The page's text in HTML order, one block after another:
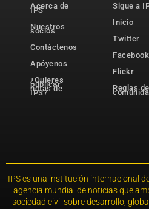
Acerca de
IPS
Nuestros
socios
Contáctenos
Apóyenos
¿Quieres
publicar
notas de
IPS?
Sigue a
Inicio
Twitter
Facebook
Flickr
Reglas de
IPS es una institución internacional
agencia mundial de noticias que
sociedad civil sobre desarrollo,